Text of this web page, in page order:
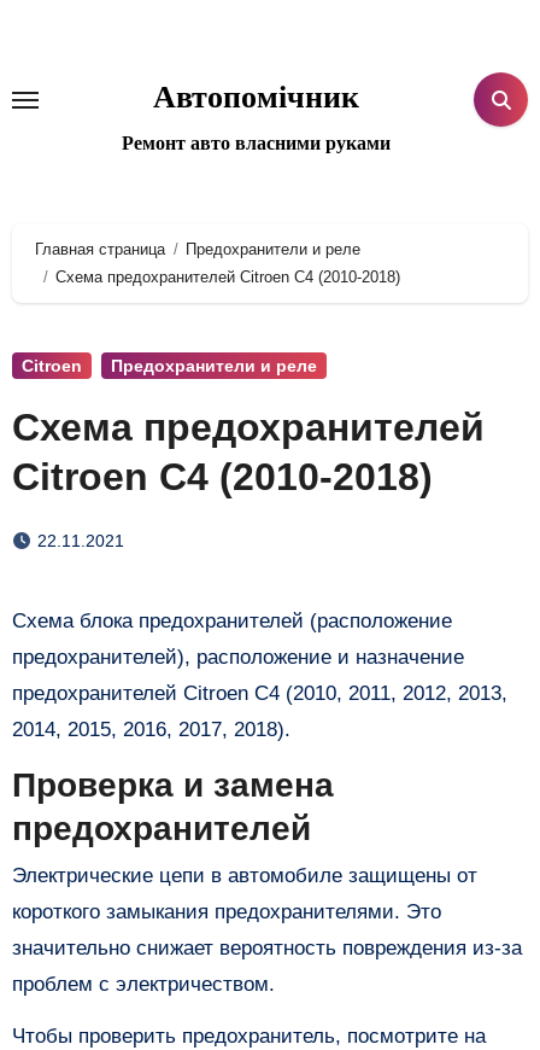
Автопомічник
Ремонт авто власними руками
Главная страница
Предохранители и реле
Схема предохранителей Citroen C4 (2010-2018)
Citroen Предохранители и реле
Схема предохранителей
Citroen C4 (2010-2018)
22.11.2021
Схема блока предохранителей (расположение
предохранителей), расположение и назначение
предохранителей Citroen C4 (2010, 2011, 2012, 2013,
2014, 2015, 2016, 2017, 2018).
Проверка и замена
предохранителей
Электрические цепи в автомобиле защищены от
короткого замыкания предохранителями. Это
значительно снижает вероятность повреждения из-за
проблем с электричеством.
Чтобы проверить предохранитель, посмотрите на